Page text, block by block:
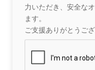
力いただき、安全な
ます。
ご支援ありがとうござ